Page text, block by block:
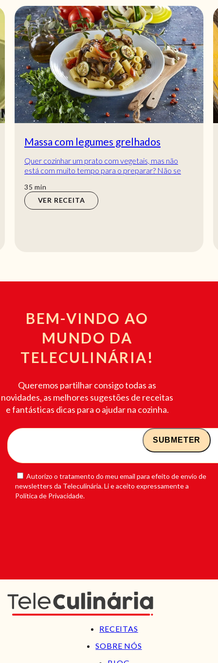
Massa com legumes grelhados
Quer cozinhar um prato com vegetais, mas não
está com muito tempo para o preparar? Não se
35 min
min
VER RECEITA
BEM-VINDO AO
MUNDO DA
TELECULINÁRIA!
Queremos partilhar consigo todas as
novidades, as melhores sugestões de receitas
e fantásticas dicas para o ajudar na cozinha.
Autorizo o tratamento do meu email para efeito de envio de
newsletters da Teleculinária. Li e aceito expressamente a
Política de Privacidade.
RECEITAS
SOBRE NÓS